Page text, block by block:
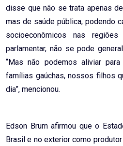
disse que não se trata apenas
mas de saúde pública, podendo
socioeconômicos nas
parlamentar, não se pode
“Mas não podemos aliviar
famílias gaúchas, nossos filhos
dia”, mencionou.
Edson Brum afirmou que o
Brasil e no exterior como